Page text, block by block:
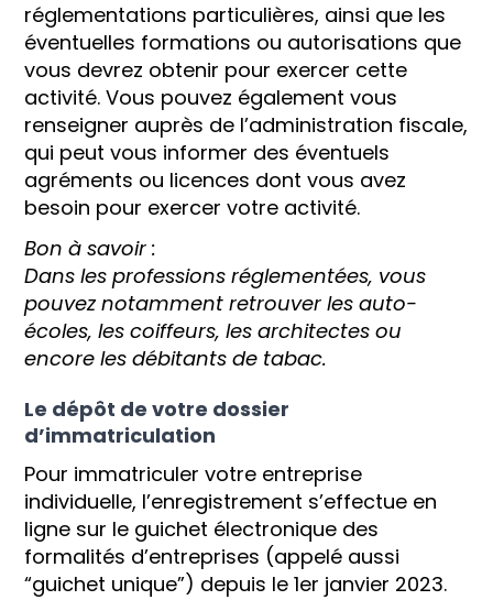
réglementations particulières, ainsi que les
éventuelles formations ou autorisations que
vous devrez obtenir pour exercer cette
activité. Vous pouvez également vous
renseigner auprès de l’administration fiscale,
qui peut vous informer des éventuels
agréments ou licences dont vous avez
besoin pour exercer votre activité.
Bon à savoir :
Dans les professions réglementées, vous
pouvez notamment retrouver les auto-
écoles, les coiffeurs, les architectes ou
encore les débitants de tabac.
Le dépôt de votre dossier
d’immatriculation
Pour immatriculer votre entreprise
individuelle, l’enregistrement s’effectue en
ligne sur le guichet électronique des
formalités d’entreprises (appelé aussi
“guichet unique”) depuis le 1er janvier 2023.